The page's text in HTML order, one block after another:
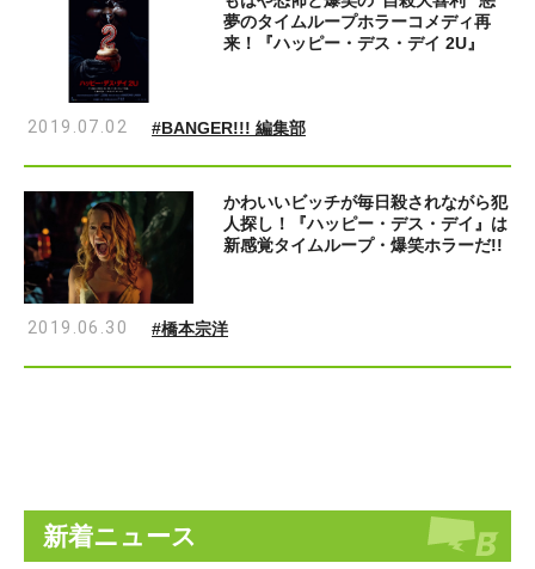
夢のタイムループホラーコメディ再
来！『ハッピー・デス・デイ 2U』
2019.07.02 #BANGER!!! 編集部
かわいいビッチが毎日殺されながら犯
人探し！『ハッピー・デス・デイ』は
新感覚タイムループ・爆笑ホラーだ!!
2019.06.30 #橋本宗洋
新着ニュース